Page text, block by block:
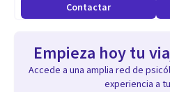
Contactar
Empieza hoy tu
Accede a una amplia red de
experiencia a